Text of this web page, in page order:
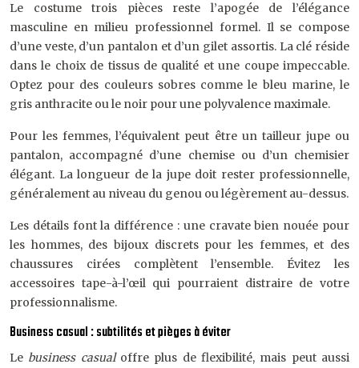
Le costume trois pièces reste l’apogée de l’élégance
masculine en milieu professionnel formel. Il se compose
d’une veste, d’un pantalon et d’un gilet assortis. La clé réside
dans le choix de tissus de qualité et une coupe impeccable.
Optez pour des couleurs sobres comme le bleu marine, le
gris anthracite ou le noir pour une polyvalence maximale.
Pour les femmes, l’équivalent peut être un tailleur jupe ou
pantalon, accompagné d’une chemise ou d’un chemisier
élégant. La longueur de la jupe doit rester professionnelle,
généralement au niveau du genou ou légèrement au-dessus.
Les détails font la différence : une cravate bien nouée pour
les hommes, des bijoux discrets pour les femmes, et des
chaussures cirées complètent l’ensemble. Évitez les
accessoires tape-à-l’œil qui pourraient distraire de votre
professionnalisme.
Business casual : subtilités et pièges à éviter
Le business casual offre plus de flexibilité, mais peut aussi